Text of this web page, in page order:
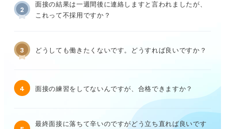
2
面接の結果は一週間後に連絡しますと言われましたが、
これって不採用ですか？
3 どうしても働きたくないです。どうすれば良いですか？
4 面接の練習をしてないんですが、合格できますか？
最終面接に落ちて辛いのですがどう立ち直れば良いです